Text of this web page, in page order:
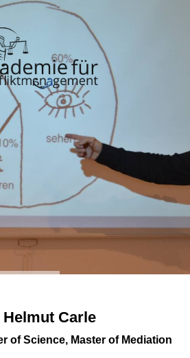
Carle
of Science, Master of Mediation